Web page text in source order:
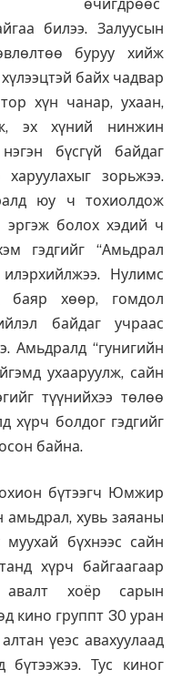
өчигдрөөс
билээ. Залуусын
буруу хийж
байх чадвар
хүн чанар, ухаан,
эх хүний нинжин
нэгэн бүсгүй байдаг
зорьжээ.
юу ч тохиолдож
эргэж болох хэдий ч
гэдгийг “Амьдрал
Нулимс
баяр хөөр, гомдол
байдаг учраас
Амьдралд “гунигийн
ухааруулж, сайн
түүнийхээ төлөө
хүрч болдог гэдгийг
байна.
бүтээгч Юмжир
амьдрал, хувь заяаны
бүхнээс сайн
хүрч байгаагаар
авалт хоёр сарын
кино группт 30 уран
үеэс авахуулаад
бүтээжээ. Тус киног